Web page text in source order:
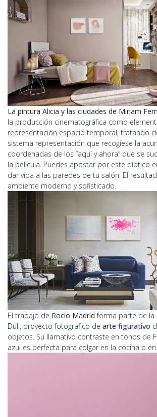
La pintura Alicia y las ciudades de Miriam
la producción cinematográfica como
representación espacio temporal, tratando
sistema representación que recogiese la
coordenadas de los “aquí y ahora” que se
la película. Puedes apostar por este díptico
dar vida a las paredes de tu salón. El
ambiente moderno y sofisticado.
El trabajo de Rocío Madrid forma parte de la
Dull, proyecto fotográfico de arte figurativo
objetos. Su llamativo contraste en tonos de
azul es perfecta para colgar en la cocina o